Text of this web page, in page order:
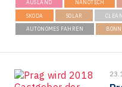
AUSLAND NANOTECH
SKODA SOLAR
AUTONOMES FAHREN BONN